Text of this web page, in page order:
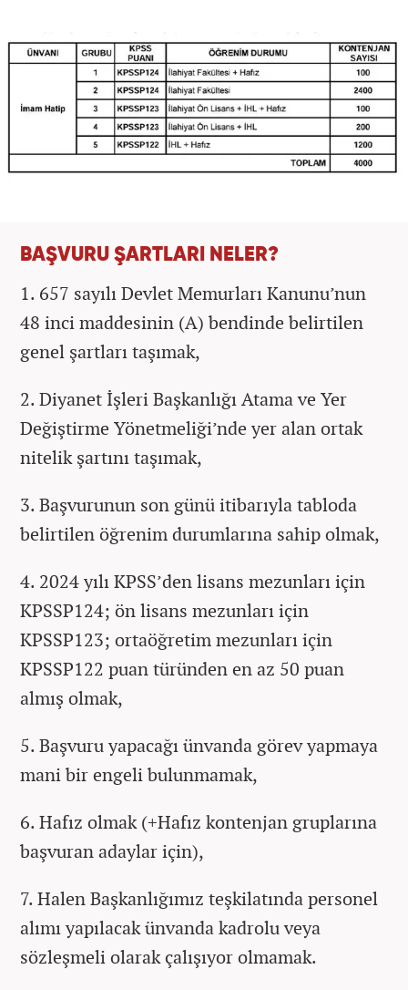
BAŞVURU ŞARTLARI NELER?
1. 657 sayılı Devlet Memurları Kanunu’nun
48 inci maddesinin (A) bendinde belirtilen
genel şartları taşımak,
2. Diyanet İşleri Başkanlığı Atama ve Yer
Değiştirme Yönetmeliği’nde yer alan ortak
nitelik şartını taşımak,
3. Başvurunun son günü itibarıyla tabloda
belirtilen öğrenim durumlarına sahip olmak,
4. 2024 yılı KPSS’den lisans mezunları için
KPSSP124; ön lisans mezunları için
KPSSP123; ortaöğretim mezunları için
KPSSP122 puan türünden en az 50 puan
almış olmak,
5. Başvuru yapacağı ünvanda görev yapmaya
mani bir engeli bulunmamak,
6. Hafız olmak (+Hafız kontenjan gruplarına
başvuran adaylar için),
7. Halen Başkanlığımız teşkilatında personel
alımı yapılacak ünvanda kadrolu veya
sözleşmeli olarak çalışıyor olmamak.